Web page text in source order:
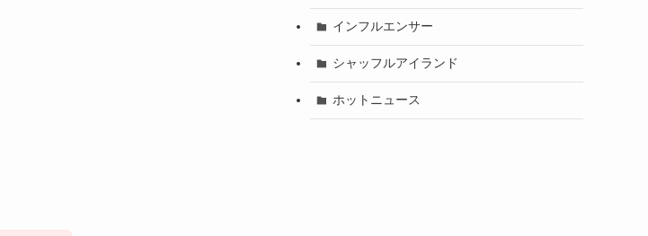
インフルエンサー
シャッフルアイランド
ホットニュース